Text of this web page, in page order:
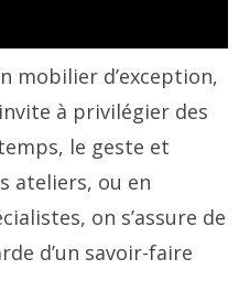
mobilier d’exception,
à privilégier des
le geste et
ateliers, ou en
on s’assure de
d’un savoir-faire